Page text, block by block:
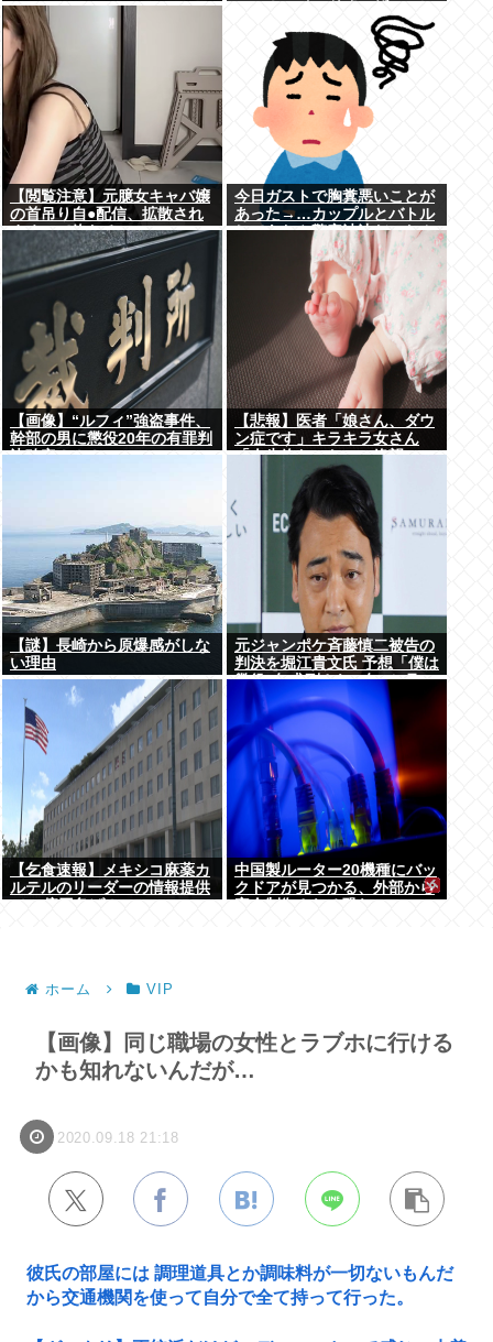
【閲覧注意】元臆女キャバ嬢
の首吊り自●配信、拡散され
まくって終わるwww
今日ガストで胸糞悪いことが
あった→…カップルとバトル
してあわや警察沙汰だったん
だがどっちが悪い？
【画像】“ルフィ”強盗事件、
幹部の男に懲役20年の有罪判
決確定！！！
【悲報】医者「娘さん、ダウ
ン症です」キラキラ女さん
「人生終わった」⇒絶望
へ！！！！
【謎】長崎から原爆感がしな
い理由
元ジャンポケ斉藤慎二被告の
判決を堀江貴文氏 予想「僕は
懲役4年求刑され 2年6か月の
実刑だったが…」
【乞食速報】メキシコ麻薬カ
ルテルのリーダーの情報提供
中国製ルーター20機種にバッ
クドアが見つかる、外部から
ホーム VIP
【画像】同じ職場の女性とラブホに行ける
かも知れないんだが…
2020.09.18 21:18
彼氏の部屋には 調理道具とか調味料が一切ないもんだ
から交通機関を使って自分で全て持って行った。